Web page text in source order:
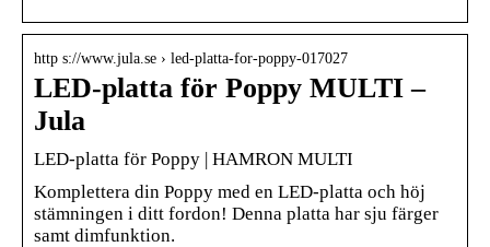
http s://www.jula.se › led-platta-for-poppy-017027
LED-platta för Poppy MULTI –
Jula
LED-platta för Poppy | HAMRON MULTI
Komplettera din Poppy med en LED-platta och höj
stämningen i ditt fordon! Denna platta har sju färger
samt dimfunktion.